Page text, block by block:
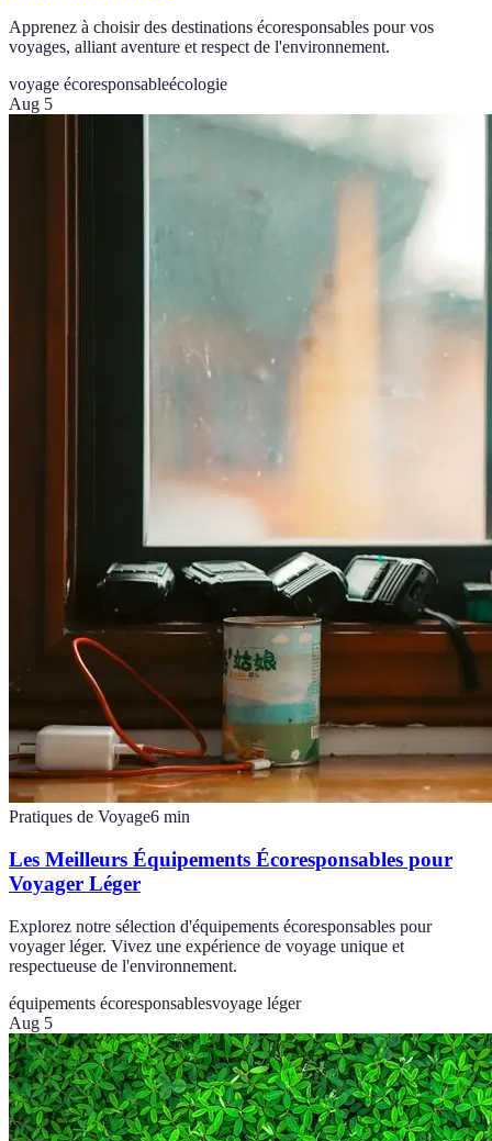
Apprenez à choisir des destinations écoresponsables pour vos
voyages, alliant aventure et respect de l'environnement.
voyage écoresponsableécologie
Aug 5
Pratiques de Voyage6 min
Les Meilleurs Équipements Écoresponsables pour
Voyager Léger
Explorez notre sélection d'équipements écoresponsables pour
voyager léger. Vivez une expérience de voyage unique et
respectueuse de l'environnement.
équipements écoresponsablesvoyage léger
Aug 5